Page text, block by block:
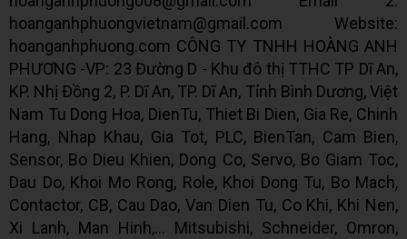
hoanganhphuongvietnam@gmail.com Website:
hoanganhphuong.com CÔNG TY TNHH HOÀNG ANH
PHƯƠNG -VP: 23 Đường D - Khu đô thị TTHC TP Dĩ An,
KP. Nhị Đồng 2, P. Dĩ An, TP. Dĩ An, Tỉnh Bình Dương, Việt
Nam Tu Dong Hoa, DienTu, Thiet Bi Dien, Gia Re, Chinh
Hang, Nhap Khau, Gia Tot, PLC, BienTan, Cam Bien,
Sensor, Bo Dieu Khien, Dong Co, Servo, Bo Giam Toc,
Dau Do, Khoi Mo Rong, Role, Khoi Dong Tu, Bo Mach,
Contactor, CB, Cau Dao, Van Dien Tu, Co Khi, Khi Nen,
Xi Lanh, Man Hinh,... Mitsubishi, Schneider, Omron,